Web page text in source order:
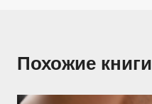
Похожие книги